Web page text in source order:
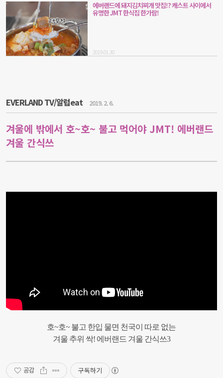
에버랜드에 돼지김치찌개 맛집!? 캐스트 사이에서
유명한 JMT 한식집 한가람!
2019.01.30
EVERLAND TV/알럽eat 2019. 2. 6.
겨울에 밖에서 호~호~ 불고 먹어야 JMT! 에버랜드
겨울 간식쓰
호~호~ 불고 한입 물면 천국이 따로 없는
겨울 추위 싹! 에버랜드 겨울 간식쓰3
공감 구독하기